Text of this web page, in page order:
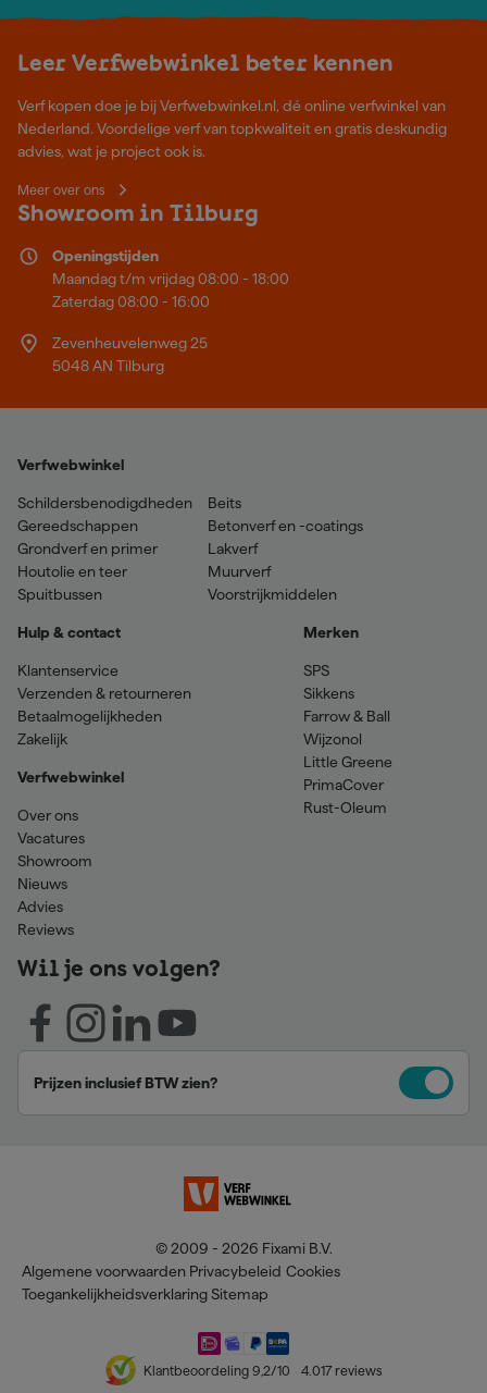
Leer Verfwebwinkel beter kennen
Verf kopen doe je bij Verfwebwinkel.nl, dé online verfwinkel van
Nederland. Voordelige verf van topkwaliteit en gratis deskundig
advies, wat je project ook is.
Meer over ons
Showroom in Tilburg
Openingstijden
Maandag t/m vrijdag 08:00 - 18:00
Zaterdag 08:00 - 16:00
Zevenheuvelenweg 25
5048 AN Tilburg
Verfwebwinkel
Schildersbenodigdheden
Gereedschappen
Grondverf en primer
Houtolie en teer
Spuitbussen
Beits
Betonverf en -coatings
Lakverf
Muurverf
Voorstrijkmiddelen
Hulp & contact
Klantenservice
Verzenden & retourneren
Betaalmogelijkheden
Zakelijk
Verfwebwinkel
Over ons
Vacatures
Showroom
Nieuws
Advies
Reviews
Merken
SPS
Sikkens
Farrow & Ball
Wijzonol
Little Greene
PrimaCover
Rust-Oleum
Wil je ons volgen?
Prijzen inclusief BTW zien?
© 2009 - 2026 Fixami B.V.
Algemene voorwaarden Privacybeleid Cookies
Toegankelijkheidsverklaring Sitemap
Klantbeoordeling 9,2/10 4.017 reviews